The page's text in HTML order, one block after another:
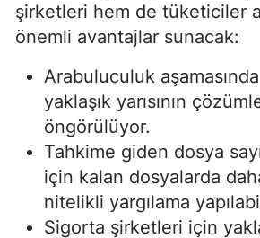
şirketleri hem de tüketiciler
önemli avantajlar sunacak:
Arabuluculuk
yaklaşık yarısının
öngörülüyor.
Tahkime giden dosya
için kalan dosyalarda
nitelikli yargılama
Sigorta şirketleri için